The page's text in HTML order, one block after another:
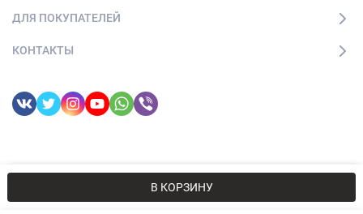
В КОРЗИНУ
ДЛЯ ПОКУПАТЕЛЕЙ
КОНТАКТЫ